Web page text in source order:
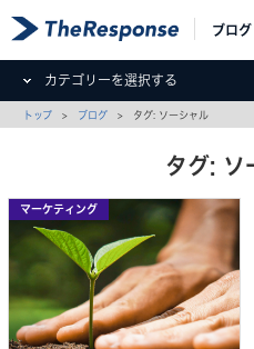
ブログ
カテゴリーを選択する
トップ > ブログ > タグ: ソーシャル
タグ: ソ
マーケティング